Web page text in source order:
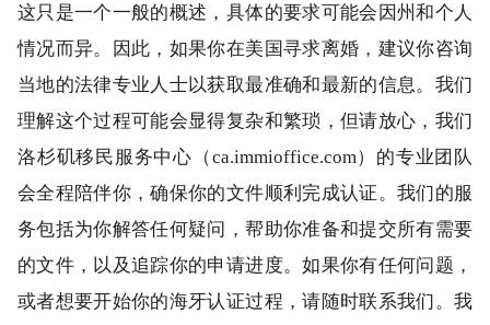
这只是一个一般的概述，具体的要求可能会因州和个人
情况而异。因此，如果你在美国寻求离婚，建议你咨询
当地的法律专业人士以获取最准确和最新的信息。我们
理解这个过程可能会显得复杂和繁琐，但请放心，我们
洛杉矶移民服务中心（ca.immioffice.com）的专业团队
会全程陪伴你，确保你的文件顺利完成认证。我们的服
务包括为你解答任何疑问，帮助你准备和提交所有需要
的文件，以及追踪你的申请进度。如果你有任何问题，
或者想要开始你的海牙认证过程，请随时联系我们。我